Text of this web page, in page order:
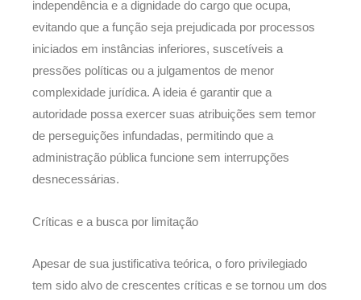
independência e a dignidade do cargo que ocupa,
evitando que a função seja prejudicada por processos
iniciados em instâncias inferiores, suscetíveis a
pressões políticas ou a julgamentos de menor
complexidade jurídica. A ideia é garantir que a
autoridade possa exercer suas atribuições sem temor
de perseguições infundadas, permitindo que a
administração pública funcione sem interrupções
desnecessárias.
Críticas e a busca por limitação
Apesar de sua justificativa teórica, o foro privilegiado
tem sido alvo de crescentes críticas e se tornou um dos